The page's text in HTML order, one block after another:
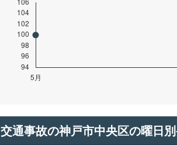
交通事故の神戸市中央区の曜日